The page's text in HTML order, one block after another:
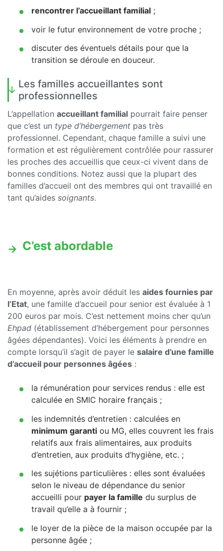
rencontrer l’accueillant familial ;
voir le futur environnement de votre proche ;
discuter des éventuels détails pour que la
transition se déroule en douceur.
Les familles accueillantes sont
professionnelles
L’appellation accueillant familial pourrait faire penser
que c’est un type d’hébergement pas très
professionnel. Cependant, chaque famille a suivi une
formation et est régulièrement contrôlée pour rassurer
les proches des accueillis que ceux-ci vivent dans de
bonnes conditions. Notez aussi que la plupart des
familles d’accueil ont des membres qui ont travaillé en
tant qu’aides soignants.
C’est abordable
En moyenne, après avoir déduit les aides fournies par
l’Etat, une famille d’accueil pour senior est évaluée à 1
200 euros par mois. C’est nettement moins cher qu’un
Ehpad (établissement d’hébergement pour personnes
âgées dépendantes). Voici les éléments à prendre en
compte lorsqu’il s’agit de payer le salaire d’une famille
d’accueil pour personnes âgées :
la rémunération pour services rendus : elle est
calculée en SMIC horaire français ;
les indemnités d’entretien : calculées en
minimum garanti ou MG, elles couvrent les frais
relatifs aux frais alimentaires, aux produits
d’entretien, aux produits d’hygiène, etc. ;
les sujétions particulières : elles sont évaluées
selon le niveau de dépendance du senior
accueilli pour payer la famille du surplus de
travail qu’elle a à fournir ;
le loyer de la pièce de la maison occupée par la
personne âgée ;